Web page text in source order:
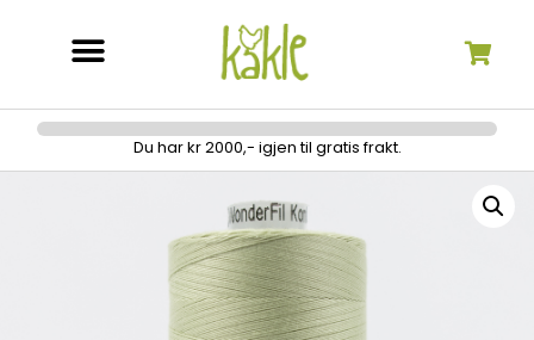
Du har kr 2000,- igjen til gratis frakt.